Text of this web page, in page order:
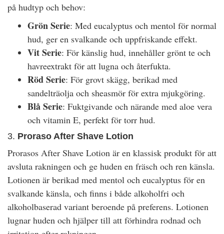
på hudtyp och behov:
Grön Serie: Med eucalyptus och mentol för normal
hud, ger en svalkande och uppfriskande effekt.
Vit Serie: För känslig hud, innehåller grönt te och
havreextrakt för att lugna och återfukta.
Röd Serie: För grovt skägg, berikad med
sandelträolja och sheasmör för extra mjukgöring.
Blå Serie: Fuktgivande och närande med aloe vera
och vitamin E, perfekt för torr hud.
3. Proraso After Shave Lotion
Prorasos After Shave Lotion är en klassisk produkt för att
avsluta rakningen och ge huden en fräsch och ren känsla.
Lotionen är berikad med mentol och eucalyptus för en
svalkande känsla, och finns i både alkoholfri och
alkoholbaserad variant beroende på preferens. Lotionen
lugnar huden och hjälper till att förhindra rodnad och